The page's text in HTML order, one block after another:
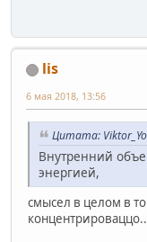
lis
6 мая 2018, 13:56
Цитата:
Внутренний
энергией,
смысел в целом в